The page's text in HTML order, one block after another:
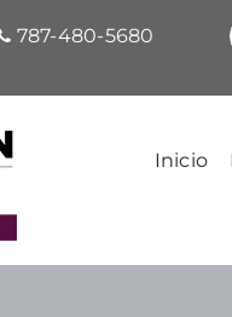
787-480-5680
Inicio